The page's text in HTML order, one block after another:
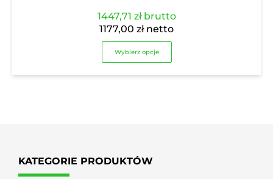
1447,71 złbrutto
1177,00 złnetto
Wybierz opcje
KATEGORIE PRODUKTÓW